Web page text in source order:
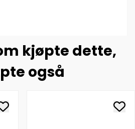
kjøpte dette,
også